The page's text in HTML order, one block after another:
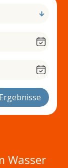
Ergebnisse
Wasser